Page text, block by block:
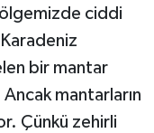
ciddi
bir mantar
mantarların
Çünkü zehirli